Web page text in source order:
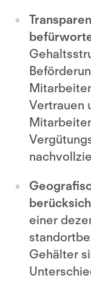
Vertrauen
einer
Gehälter